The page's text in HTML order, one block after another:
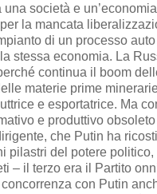
una società e
la mancata
di un processo
stessa economia. La
continua il boom
materie prime
e esportatrice. Ma
e produttivo
che Putin ha
pilastri del potere politico,
– il terzo era il Partito
con Putin